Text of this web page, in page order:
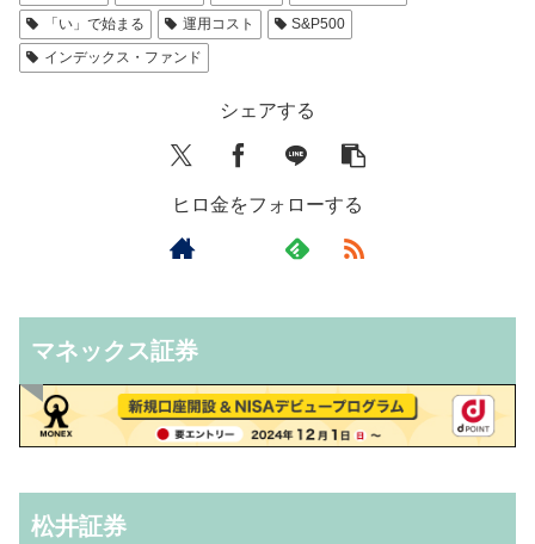
「い」で始まる 運用コスト
S&P500
インデックス・ファンド
シェアする
ヒロ金をフォローする
マネックス証券
松井証券